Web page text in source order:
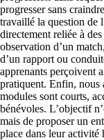
progresser sans
travaillé la question de
directement reliée à
observation d’un
d’un rapport ou
apprenants perçoivent
pratiquent. Enfin,
modules sont courts,
bénévoles. L’objectif
mais de proposer un
place dans leur activité